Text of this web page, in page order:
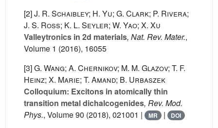
[2]J. R. Schaibley; H. Yu; G. Clark; P. Rivera;
J. S. Ross; K. L. Seyler; W. Yao; X. Xu
Valleytronics in 2d materials, Nat. Rev. Mater.,
Volume 1 (2016), 16055
[3]G. Wang; A. Chernikov; M. M. Glazov; T. F.
Heinz; X. Marie; T. Amand; B. Urbaszek
Colloquium: Excitons in atomically thin
transition metal dichalcogenides, Rev. Mod.
Phys., Volume 90 (2018), 021001 | MR | DOI